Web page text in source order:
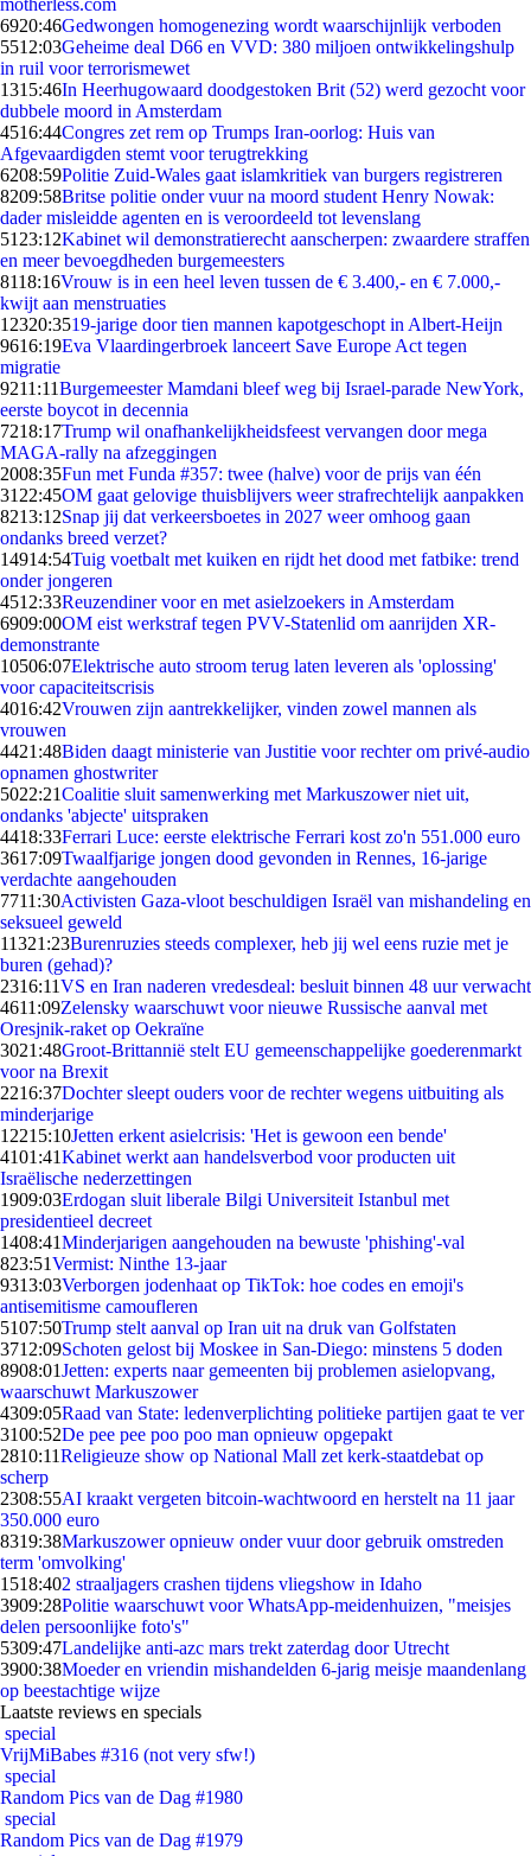
motherless.com
6920:46Gedwongen homogenezing wordt waarschijnlijk verboden
5512:03Geheime deal D66 en VVD: 380 miljoen ontwikkelingshulp
in ruil voor terrorismewet
1315:46In Heerhugowaard doodgestoken Brit (52) werd gezocht voor
dubbele moord in Amsterdam
4516:44Congres zet rem op Trumps Iran-oorlog: Huis van
Afgevaardigden stemt voor terugtrekking
6208:59Politie Zuid-Wales gaat islamkritiek van burgers registreren
8209:58Britse politie onder vuur na moord student Henry Nowak:
dader misleidde agenten en is veroordeeld tot levenslang
51 23:12Kabinet wil demonstratierecht aanscherpen: zwaardere straffen
en meer bevoegdheden burgemeesters
8118:16Vrouw is in een heel leven tussen de € 3.400,- en € 7.000,-
kwijt aan menstruaties
12320:3519-jarige door tien mannen kapotgeschopt in Albert-Heijn
9616:19Eva Vlaardingerbroek lanceert Save Europe Act tegen
migratie
9211:11Burgemeester Mamdani bleef weg bij Israel-parade NewYork,
eerste boycot in decennia
7218:17Trump wil onafhankelijkheidsfeest vervangen door mega
MAGA-rally na afzeggingen
2008:35Fun met Funda #357: twee (halve) voor de prijs van één
31 22:45OM gaat gelovige thuisblijvers weer strafrechtelijk aanpakken
8213:12Snap jij dat verkeersboetes in 2027 weer omhoog gaan
ondanks breed verzet?
14914:54Tuig voetbalt met kuiken en rijdt het dood met fatbike: trend
onder jongeren
4512:33Reuzen­diner voor en met asielzoekers in Amsterdam
6909:00OM eist werkstraf tegen PVV-Statenlid om aanrijden XR-
demonstrante
10506:07Elektrische auto stroom terug laten leveren als 'oplossing'
voor capaciteitscrisis
4016:42Vrouwen zijn aantrekkelijker, vinden zowel mannen als
vrouwen
4421:48Biden daagt ministerie van Justitie voor rechter om privé-audio
opnamen ghostwriter
5022:21Coalitie sluit samenwerking met Markuszower niet uit,
ondanks 'abjecte' uitspraken
4418:33Ferrari Luce: eerste elektrische Ferrari kost zo'n 551.000 euro
3617:09Twaalfjarige jongen dood gevonden in Rennes, 16-jarige
verdachte aangehouden
7711:30Activisten Gaza-vloot beschuldigen Israël van mishandeling en
seksueel geweld
11321:23Burenruzies steeds complexer, heb jij wel eens ruzie met je
buren (gehad)?
2316:11VS en Iran naderen vredesdeal: besluit binnen 48 uur verwacht
4611:09Zelensky waarschuwt voor nieuwe Russische aanval met
Oresjnik-raket op Oekraïne
3021:48Groot-Brittannië stelt EU gemeenschappelijke goederenmarkt
voor na Brexit
2216:37Dochter sleept ouders voor de rechter wegens uitbuiting als
minderjarige
12215:10Jetten erkent asielcrisis: 'Het is gewoon een bende'
4101:41Kabinet werkt aan handelsverbod voor producten uit
Israëlische nederzettingen
1909:03Erdogan sluit liberale Bilgi Universiteit Istanbul met
presidentieel decreet
1408:41Minderjarigen aangehouden na bewuste 'phishing'-val
823:51Vermist: Ninthe 13-jaar
9313:03Verborgen jodenhaat op TikTok: hoe codes en emoji's
antisemitisme camoufleren
5107:50Trump stelt aanval op Iran uit na druk van Golfstaten
3712:09Schoten gelost bij Moskee in San-Diego: minstens 5 doden
8908:01Jetten: experts naar gemeenten bij problemen asielopvang,
waarschuwt Markuszower
4309:05Raad van State: ledenverplichting politieke partijen gaat te ver
3100:52De pee pee poo poo man opnieuw opgepakt
2810:11Religieuze show op National Mall zet kerk-staatdebat op
scherp
2308:55AI kraakt vergeten bitcoin-wachtwoord en herstelt na 11 jaar
350.000 euro
8319:38Markuszower opnieuw onder vuur door gebruik omstreden
term 'omvolking'
1518:402 straaljagers crashen tijdens vliegshow in Idaho
3909:28Politie waarschuwt voor WhatsApp-meidenhuizen, "meisjes
delen persoonlijke foto's"
5309:47Landelijke anti-azc mars trekt zaterdag door Utrecht
3900:38Moeder en vriendin mishandelden 6-jarig meisje maandenlang
op beestachtige wijze
Laatste reviews en specials
special
VrijMiBabes #316 (not very sfw!)
special
Random Pics van de Dag #1980
special
Random Pics van de Dag #1979